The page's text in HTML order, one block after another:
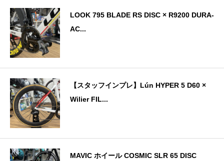
LOOK 795 BLADE RS DISC × R9200 DURA-
AC...
【スタッフインプレ】Lún HYPER 5 D60 ×
Wilier FIL...
MAVIC ホイール COSMIC SLR 65 DISC